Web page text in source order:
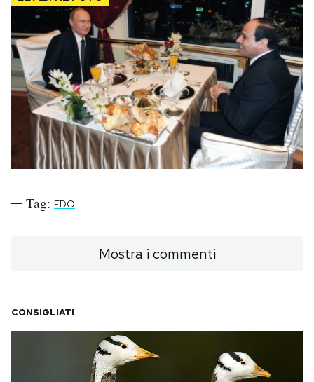
Economia
Sport
Altrecose
Mondiali calcio 2026
PODCAST
NEWSLETTER
Area Personale
Newsletter
Tag: FDO
Mostra i commenti
CONSIGLIATI